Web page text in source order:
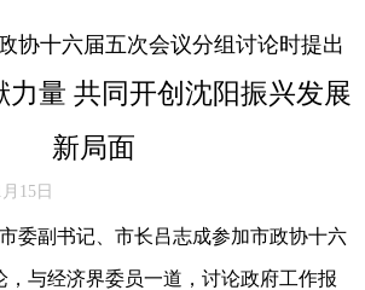
协十六届五次会议分组讨论时提出
力量 共同开创沈阳振兴发展
新局面
15日
副书记、市长吕志成参加市政协十六
，与经济界委员一道，讨论政府工作报